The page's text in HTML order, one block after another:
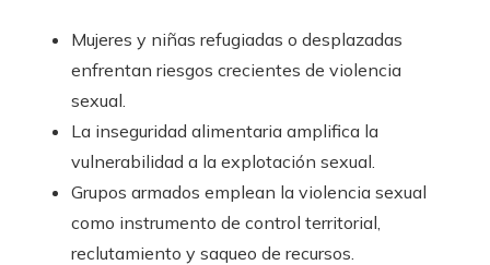
Mujeres y niñas refugiadas o desplazadas
enfrentan riesgos crecientes de violencia
sexual.
La inseguridad alimentaria amplifica la
vulnerabilidad a la explotación sexual.
Grupos armados emplean la violencia sexual
como instrumento de control territorial,
reclutamiento y saqueo de recursos.